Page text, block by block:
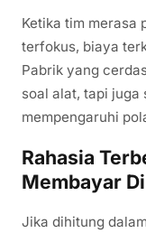
Ketika tim merasa
terfokus, biaya
Pabrik yang
soal alat, tapi juga
mempengaruhi
Rahasia
Membayar
Jika dihitung